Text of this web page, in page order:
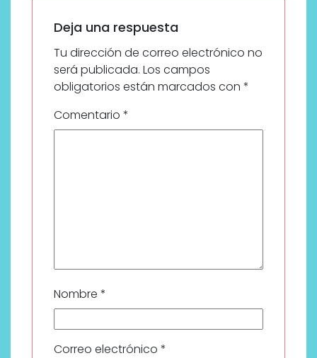
Deja una respuesta
Tu dirección de correo electrónico no
será publicada. Los campos
obligatorios están marcados con *
Comentario *
Nombre *
Correo electrónico *